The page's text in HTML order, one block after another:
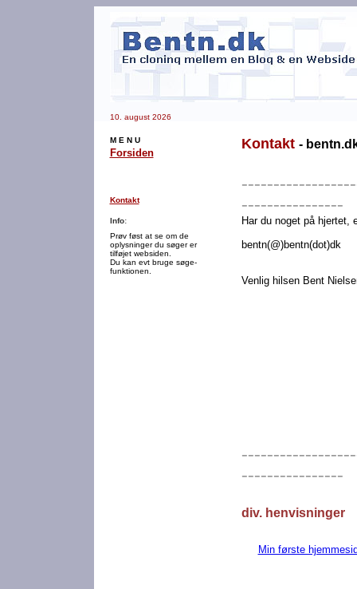
10. august 2026
M E N U
Forsiden
Kontakt
Info:
Prøv føst at se om de
oplysninger du søger er
tilføjet websiden.
Du kan evt bruge søge-
funktionen.
Kontakt -
----------------
Har du noget på hjertet,
bentn(@)bentn(dot)dk
Venlig hilsen Bent
----------------
div. henvisninger
Min første